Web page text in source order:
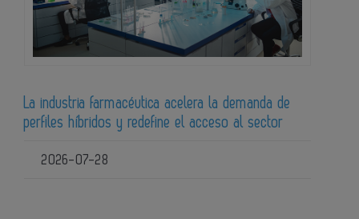
La industria farmacéutica acelera la demanda de
perfiles híbridos y redefine el acceso al sector
2026-07-28